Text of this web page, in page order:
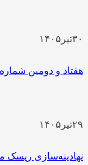
۳۰تیر ۱۴۰۵
هفتاد و دومین
۲۹تیر ۱۴۰۵
نهادینه‌سازی ریسک